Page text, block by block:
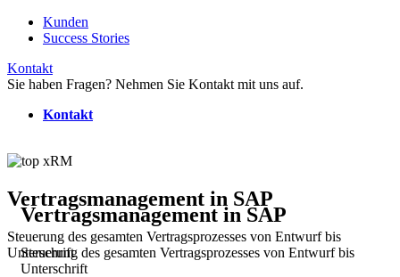
Kunden
Success Stories
Kontakt
Sie haben Fragen? Nehmen Sie Kontakt mit uns auf.
Kontakt
Vertragsmanagement in SAP
Steuerung des gesamten Vertragsprozesses von Entwurf bis
Unterschrift
Vertragsmanagement in SAP
Steuerung des gesamten Vertragsprozesses von Entwurf bis
Unterschrift